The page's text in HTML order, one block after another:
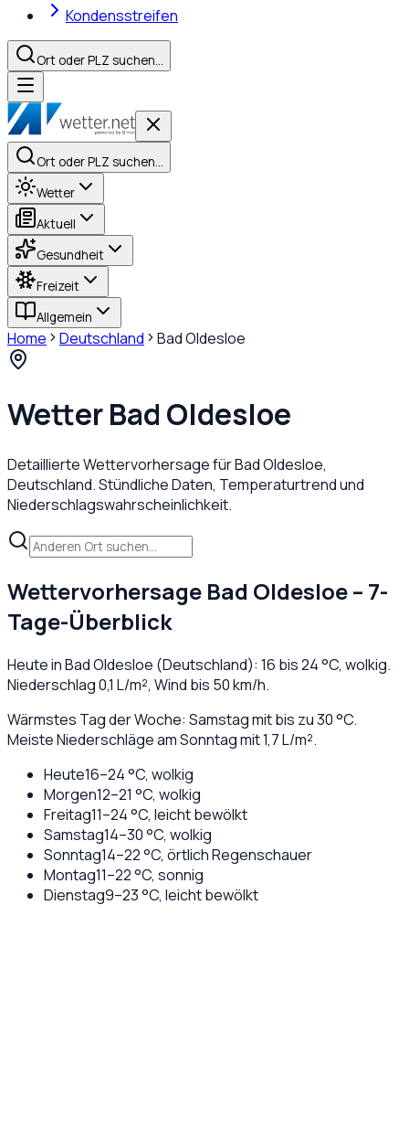
Kondensstreifen
Ort oder PLZ suchen…
Ort oder PLZ suchen…
Wetter
Aktuell
Gesundheit
Freizeit
Allgemein
Home Deutschland Bad Oldesloe
WetterBad Oldesloe
Detaillierte Wettervorhersage fürBad Oldesloe,
Deutschland. Stündliche Daten, Temperaturtrend und
Niederschlagswahrscheinlichkeit.
Wettervorhersage Bad Oldesloe– 7-
Tage-Überblick
Heute inBad Oldesloe (Deutschland): 16 bis24°C, wolkig.
Niederschlag0,1 L/m², Wind bis 50km/h.
Wärmstes Tag der Woche: Samstag mit bis zu 30 °C.
Meiste Niederschläge am Sonntag mit 1,7 L/m².
Heute16–24°C, wolkig
Morgen12–21 °C, wolkig
Freitag11–24°C, leicht bewölkt
Samstag14–30°C, wolkig
Sonntag14–22°C, örtlich Regenschauer
Montag11–22°C, sonnig
Dienstag9–23°C, leicht bewölkt